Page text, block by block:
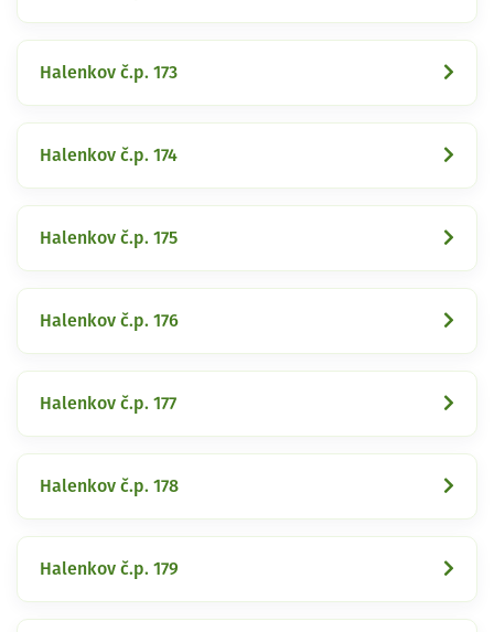
Halenkov č.p. 173
Halenkov č.p. 174
Halenkov č.p. 175
Halenkov č.p. 176
Halenkov č.p. 177
Halenkov č.p. 178
Halenkov č.p. 179